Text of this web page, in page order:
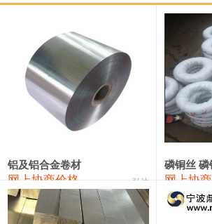
89,000—95,000
2#锑 85,000—91,000
1#镁 17,000—18,000
18,900—19,100
1#电解锰(99.7%袋装) 18,000—18,200
1#铬 60,000—82,000
553#硅 9,300—9,500
铝及铝合金卷材
网上协商价格 弘达 网上协